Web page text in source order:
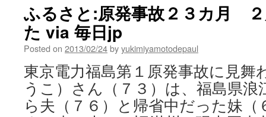
ふるさと:原発事故２３カ月
た via 毎日jp
Posted on 2013/02/24byyukimiyamotodepaul
東京電力福島第１原発事故に見舞
うこ）さん（７３）は、福島県浪
ら夫（７６）と帰省中だった妹（